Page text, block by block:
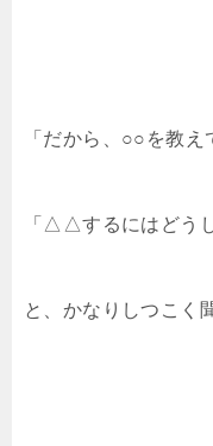
「だから、○○を教え
「△△するにはどう
と、かなりしつこく